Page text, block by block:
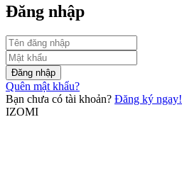
Đăng nhập
Đăng nhập
Quên mật khẩu?
Bạn chưa có tài khoản? Đăng ký ngay!
IZOMI